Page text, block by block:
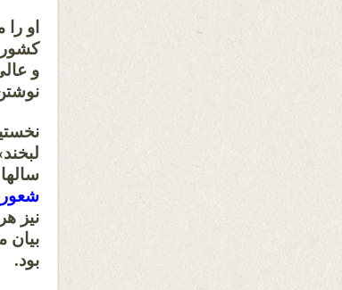
او
کشور
و
سالها بعد در 1379
شعور
نیز